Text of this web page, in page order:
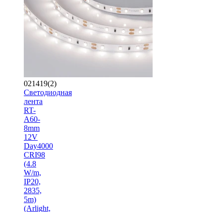
021419(2)
Светодиодная
лента
RT-
A60-
8mm
12V
Day4000
CRI98
(4.8
W/m,
IP20,
2835,
5m)
(Arlight,